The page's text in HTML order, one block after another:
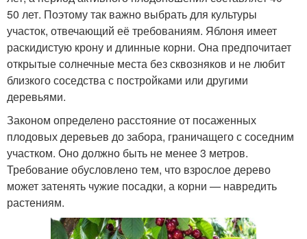
50 лет. Поэтому так важно выбрать для культуры
участок, отвечающий её требованиям. Яблоня имеет
раскидистую крону и длинные корни. Она предпочитает
открытые солнечные места без сквозняков и не любит
близкого соседства с постройками или другими
деревьями.
Законом определено расстояние от посаженных
плодовых деревьев до забора, граничащего с соседним
участком. Оно должно быть не менее 3 метров.
Требование обусловлено тем, что взрослое дерево
может затенять чужие посадки, а корни — навредить
растениям.